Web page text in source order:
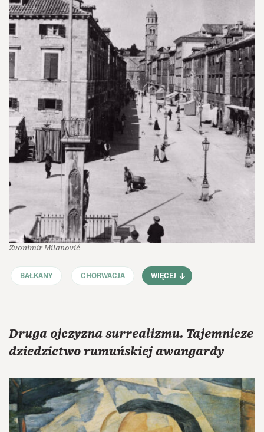
Zvonimir Milanović
BAŁKANY CHORWACJA WIĘCEJ
Druga ojczyzna surrealizmu. Tajemnicze
dziedzictwo rumuńskiej awangardy